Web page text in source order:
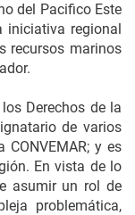
del Pacifico Este
iniciativa regional
recursos marinos
Derechos de la
de varios
y es
En vista de lo
asumir un rol de
problemática,